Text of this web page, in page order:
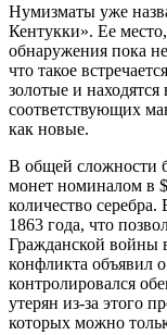
Нумизматы уже
Кентукки». Ее
обнаружения пока
что такое
золотые и
соответствующих
как новые.
В общей сложности
монет номиналом в
количество
1863 года, что
Гражданской войны
конфликта объявил
контролировался
утерян из-за этого
которых можно